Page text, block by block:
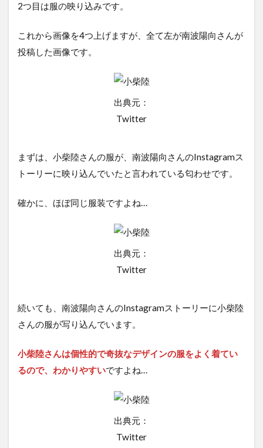
2つ目は服の映り込みです。
これから画像を4つ上げますが、全て左が南波陽向さんが
投稿した画像です。
出典元：
Twitter
まずは、小柴陸さんの服が、南波陽向さんのInstagramス
トーリーに映り込んでいたと言われている匂わせです。
確かに、ほぼ同じ服装ですよね…
出典元：
Twitter
続いても、南波陽向さんのInstagramストーリーに小柴陸
さんの服が写り込んでいます。
小柴陸さんは個性的で奇抜なデザインの服をよく着てい
るので、わかりやすいですよね…
出典元：
Twitter